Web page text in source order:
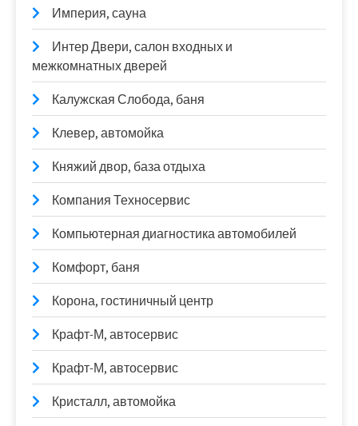
Империя, сауна
Интер Двери, салон входных и
межкомнатных дверей
Калужская Слобода, баня
Клевер, автомойка
Княжий двор, база отдыха
Компания Техносервис
Компьютерная диагностика автомобилей
Комфорт, баня
Корона, гостиничный центр
Крафт-М, автосервис
Крафт-М, автосервис
Кристалл, автомойка